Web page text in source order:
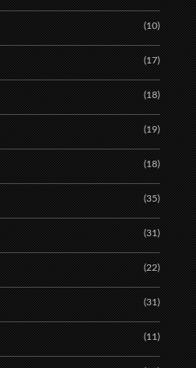
(10)
(17)
(18)
(19)
(18)
(35)
(31)
(22)
(31)
(11)